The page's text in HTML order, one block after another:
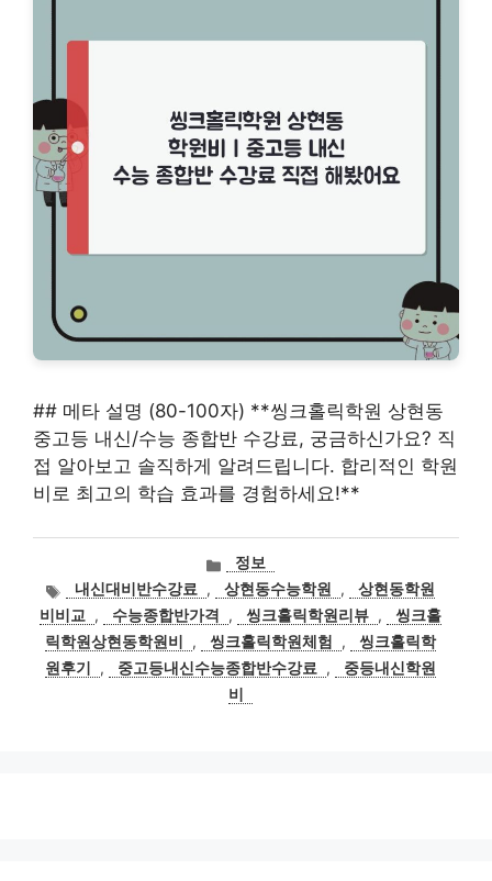
## 메타 설명 (80-100자) **씽크홀릭학원 상현동
중고등 내신/수능 종합반 수강료, 궁금하신가요? 직
접 알아보고 솔직하게 알려드립니다. 합리적인 학원
비로 최고의 학습 효과를 경험하세요!**
카
테
고
리
정보
태
그
내신대비반수강료 , 상현동수능학원 ,
상현동학원
비비교
, 수능종합반가격 , 씽크홀릭학원리뷰 ,
씽크홀
릭학원상현동학원비
, 씽크홀릭학원체험 ,
씽크홀릭학
원후기
, 중고등내신수능종합반수강료 ,
중등내신학원
비